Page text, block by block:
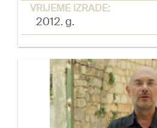
VRIJEME IZRADE:
2012. g.